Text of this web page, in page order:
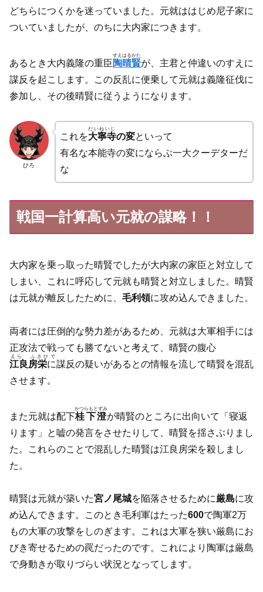
どちらにつくかを迷っていました。元就ははじめ尼子家に
ついていましたが、のちに大内家につきます。
あるとき大内義隆の重臣陶晴賢
すえはるかた
が、主君と仲違いのすえに
謀反を起こします。この反乱に便乗して元就は義隆征伐に
参加し、その後晴賢に従うようになります。
ひろ
これを大寧寺
だいねいじ
の変といって
有名な本能寺の変にならぶ一大クーデターだ
な
戦国一計算高い元就の謀略！！
大内家を乗っ取った晴賢でしたが大内家の家臣と対立して
しまい、これに呼応して元就も晴賢と対立しました。晴賢
は元就が離反したために、 毛利領に攻め込んできました。
両者には圧倒的な勢力差があるため、元就は大軍相手には
正攻法で戦っても勝てないと考えて、晴賢の腹心
江良房栄に
えら ふさひで
謀反の疑いがあるとの情報を流して晴賢を混乱
させます。
また元就は配下桂下澄
かつらもとずみ
が晴賢のところに出向いて「寝返
ります」と嘘の発言をさせたりして、晴賢を揺さぶりまし
た。これらのことで混乱した晴賢は江良房栄を殺しまし
た。
晴賢は元就が築いた宮ノ尾城を陥落させるために厳島に攻
め込んできます。このとき毛利軍はたった600で陶軍2万
もの大軍の攻撃をしのぎます。これは大軍を狭い厳島にお
びき寄せるための罠だったのです。これにより陶軍は厳島
で身動きが取りづらい状況となってします。